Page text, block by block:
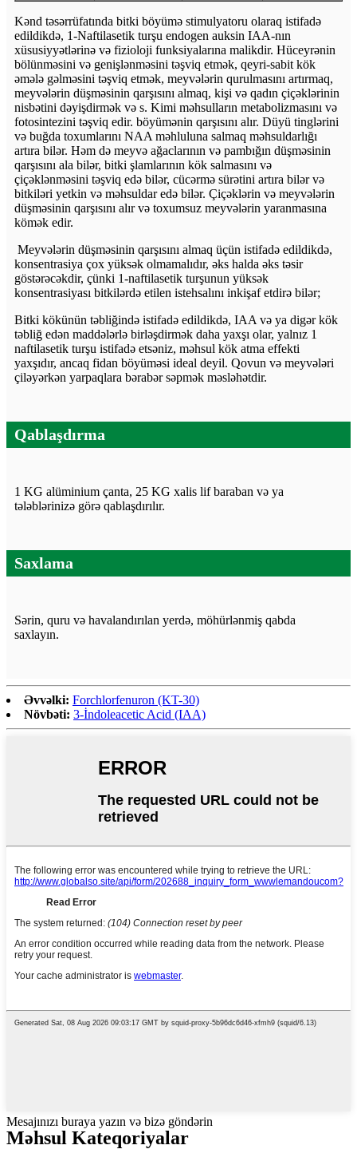
Kənd təsərrüfatında bitki böyümə stimulyatoru olaraq istifadə
edildikdə, 1-Naftilasetik turşu endogen auksin IAA-nın
xüsusiyyətlərinə və fizioloji funksiyalarına malikdir. Hüceyrənin
bölünməsini və genişlənməsini təşviq etmək, qeyri-sabit kök
əmələ gəlməsini təşviq etmək, meyvələrin qurulmasını artırmaq,
meyvələrin düşməsinin qarşısını almaq, kişi və qadın çiçəklərinin
nisbətini dəyişdirmək və s. Kimi məhsulların metabolizmasını və
fotosintezini təşviq edir. böyümənin qarşısını alır. Düyü tinglərini
və buğda toxumlarını NAA məhluluna salmaq məhsuldarlığı
artıra bilər. Həm də meyvə ağaclarının və pambığın düşməsinin
qarşısını ala bilər, bitki şlamlarının kök salmasını və
çiçəklənməsini təşviq edə bilər, cücərmə sürətini artıra bilər və
bitkiləri yetkin və məhsuldar edə bilər. Çiçəklərin və meyvələrin
düşməsinin qarşısını alır və toxumsuz meyvələrin yaranmasına
kömək edir.
Meyvələrin düşməsinin qarşısını almaq üçün istifadə edildikdə,
konsentrasiya çox yüksək olmamalıdır, əks halda əks təsir
göstərəcəkdir, çünki 1-naftilasetik turşunun yüksək
konsentrasiyası bitkilərdə etilen istehsalını inkişaf etdirə bilər;
Bitki kökünün təbliğində istifadə edildikdə, IAA və ya digər kök
təbliğ edən maddələrlə birləşdirmək daha yaxşı olar, yalnız 1
naftilasetik turşu istifadə etsəniz, məhsul kök atma effekti
yaxşıdır, ancaq fidan böyüməsi ideal deyil. Qovun və meyvələri
çiləyərkən yarpaqlara bərabər səpmək məsləhətdir.
Qablaşdırma
1 KG alüminium çanta, 25 KG xalis lif baraban və ya
tələblərinizə görə qablaşdırılır.
Saxlama
Sərin, quru və havalandırılan yerdə, möhürlənmiş qabda
saxlayın.
Əvvəlki: Forchlorfenuron (KT-30)
Növbəti: 3-İndoleacetic Acid (IAA)
Mesajınızı buraya yazın və bizə göndərin
Məhsul Kateqoriyalar